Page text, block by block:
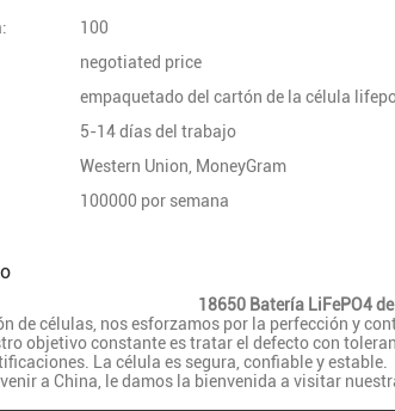
100
negotiated price
empaquetado del cartón de la célula
5-14 días del trabajo
Western Union, MoneyGram
100000 por semana
18650 Batería LiFePO4
de células, nos esforzamos por la perfección y
objetivo constante es tratar el defecto con
La célula es segura, confiable y estable.
a China, le damos la bienvenida a visitar